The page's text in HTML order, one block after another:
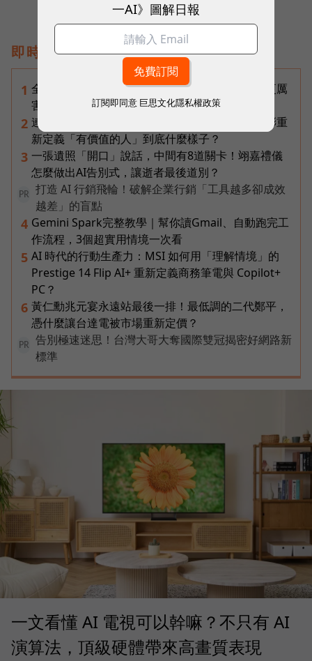
即時熱門文章
1 全台最大全聯首日業績破百萬，蔡篤昌：還會有更厲
害的大型店！為何把餐廳健身房都搬上樓？
2 連黃仁勳都叫年輕人當水電工！程世嘉：智慧通膨重
新定義「有價值的人」到底什麼樣子？
3 一張遺照「開口」說話，中間有8道關卡！翊嘉禮儀
怎麼做出AI告別式，讓逝者最後道別？
PR
打造 AI 行銷飛輪！破解企業行銷「工具越多卻成效
越差」的盲點
4 Gemini Spark完整教學｜幫你讀Gmail、自動跑完工
作流程，3個超實用情境一次看
5 AI 時代的行動生產力：MSI 如何用「理解情境」的
Prestige 14 Flip AI+ 重新定義商務筆電與 Copilot+
PC？
6 黃仁勳兆元宴永遠站最後一排！最低調的二代鄭平，
憑什麼讓台達電被市場重新定價？
PR
告別極速迷思！台灣大哥大奪國際雙冠揭密好網路新
標準
一文看懂 AI 電視可以幹嘛？不只有 AI
演算法，頂級硬體帶來高畫質表現
一AI》圖解日報
訂閱即同意 巨思文化隱私權政策